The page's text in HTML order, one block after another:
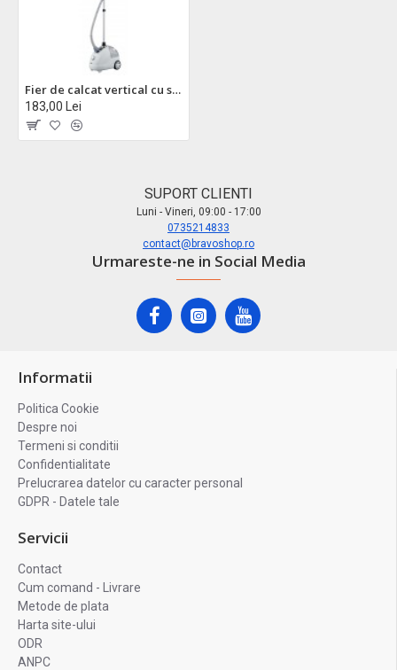
Fier de calcat vertical cu stand floria zln3829 - profesional pentru haine delicate
183,00 Lei
SUPORT CLIENTI
Luni - Vineri, 09:00 - 17:00
0735214833
contact@bravoshop.ro
Urmareste-ne in Social Media
Informatii
Politica Cookie
Despre noi
Termeni si conditii
Confidentialitate
Prelucrarea datelor cu caracter personal
GDPR - Datele tale
Servicii
Contact
Cum comand - Livrare
Metode de plata
Harta site-ului
ODR
ANPC